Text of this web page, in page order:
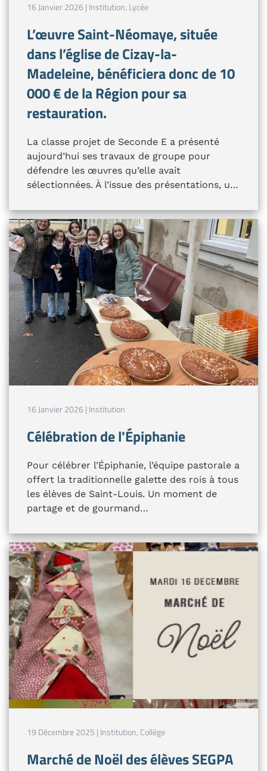
16 Janvier 2026 | Institution, Lycée
L’œuvre Saint-Néomaye, située
dans l’église de Cizay-la-
Madeleine, bénéficiera donc de 10
000 € de la Région pour sa
restauration.
La classe projet de Seconde E a présenté
aujourd’hui ses travaux de groupe pour
défendre les œuvres qu’elle avait
sélectionnées. À l’issue des présentations, u…
16 Janvier 2026 | Institution
Célébration de l'Épiphanie
Pour célébrer l’Épiphanie, l’équipe pastorale a
offert la traditionnelle galette des rois à tous
les élèves de Saint-Louis. Un moment de
partage et de gourmand…
19 Décembre 2025 | Institution, Collège
Marché de Noël des élèves SEGPA